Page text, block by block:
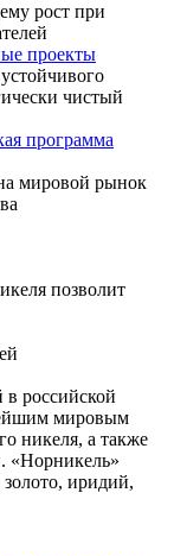
рост при
проекты
чистый
программа
мировой рынок
позволит
в российской
мировым
никеля, а также
«Норникель»
золото, иридий,